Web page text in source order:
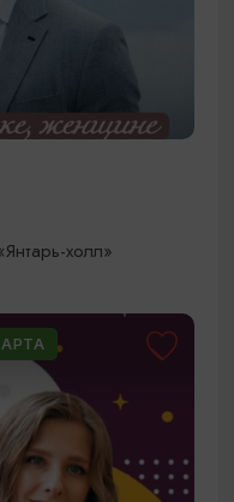
холл»